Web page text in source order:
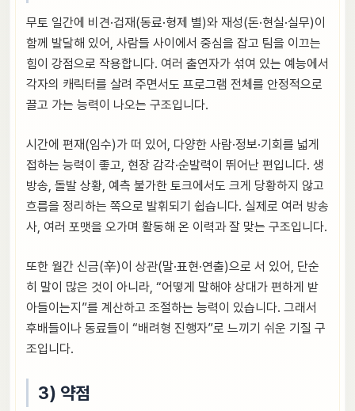
무토 일간에 비견·겁재(동료·형제 별)와 재성(돈·현실·실무)이
함께 발달해 있어, 사람들 사이에서 중심을 잡고 팀을 이끄는
힘이 강점으로 작용합니다. 여러 출연자가 섞여 있는 예능에서
각자의 캐릭터를 살려 주면서도 프로그램 전체를 안정적으로
끌고 가는 능력이 나오는 구조입니다.
시간에 편재(임수)가 떠 있어, 다양한 사람·정보·기회를 넓게
접하는 능력이 좋고, 현장 감각·순발력이 뛰어난 편입니다. 생
방송, 돌발 상황, 예측 불가한 토크에서도 크게 당황하지 않고
흐름을 정리하는 쪽으로 발휘되기 쉽습니다. 실제로 여러 방송
사, 여러 포맷을 오가며 활동해 온 이력과 잘 맞는 구조입니다.
또한 월간 신금(辛)이 상관(말·표현·연출)으로 서 있어, 단순
히 말이 많은 것이 아니라, “어떻게 말해야 상대가 편하게 받
아들이는지”를 계산하고 조절하는 능력이 있습니다. 그래서
후배들이나 동료들이 “배려형 진행자”로 느끼기 쉬운 기질 구
조입니다.
3) 약점